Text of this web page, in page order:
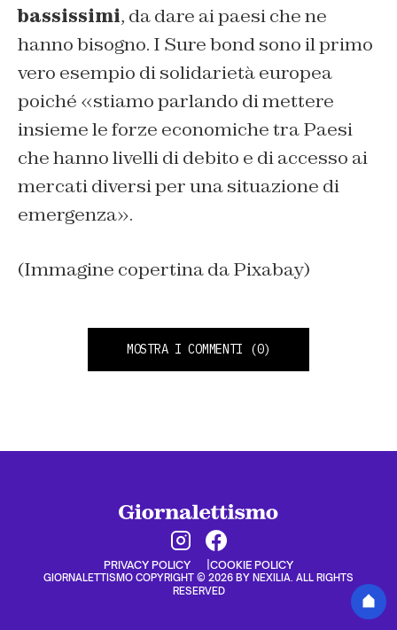
bassissimi, da dare ai paesi che ne
hanno bisogno. I Sure bond sono il primo
vero esempio di solidarietà europea
poiché «stiamo parlando di mettere
insieme le forze economiche tra Paesi
che hanno livelli di debito e di accesso ai
mercati diversi per una situazione di
emergenza».
(Immagine copertina da Pixabay)
MOSTRA I COMMENTI (0)
PRIVACY POLICY COOKIE POLICY
GIORNALETTISMO COPYRIGHT © 2026 BY NEXILIA. ALL RIGHTS
RESERVED